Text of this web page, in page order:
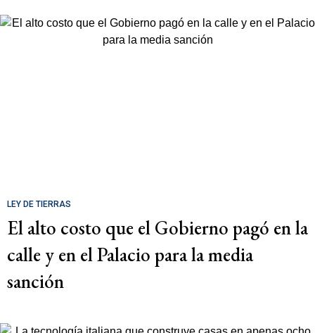
LEY DE TIERRAS
El alto costo que el Gobierno pagó en la
calle y en el Palacio para la media
sanción